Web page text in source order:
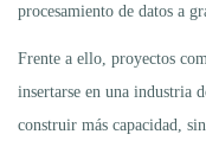
procesamiento de datos a
Frente a ello, proyectos
insertarse en una industria
construir más capacidad,